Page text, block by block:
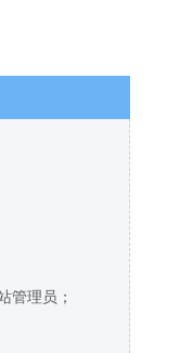
管理员；